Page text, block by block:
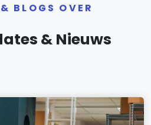
BLOGS OVER
& Nieuws